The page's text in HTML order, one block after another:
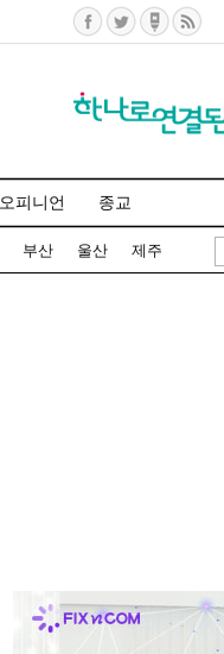
오피니언 종교
부산 울산 제주